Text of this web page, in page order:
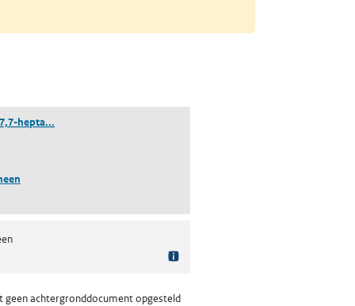
hepta...
geen achtergronddocument opgesteld